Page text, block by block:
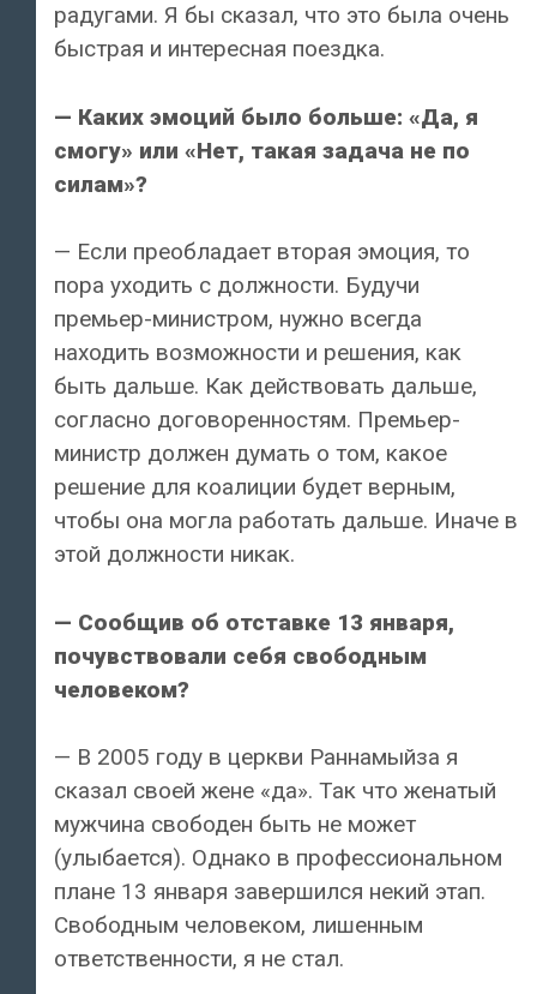
радугами. Я бы сказал, что это была очень
быстрая и интересная поездка.
— Каких эмоций было больше: «Да, я
смогу» или «Нет, такая задача не по
силам»?
— Если преобладает вторая эмоция, то
пора уходить с должности. Будучи
премьер-министром, нужно всегда
находить возможности и решения, как
быть дальше. Как действовать дальше,
согласно договоренностям. Премьер-
министр должен думать о том, какое
решение для коалиции будет верным,
чтобы она могла работать дальше. Иначе в
этой должности никак.
— Сообщив об отставке 13 января,
почувствовали себя свободным
человеком?
— В 2005 году в церкви Раннамыйза я
сказал своей жене «да». Так что женатый
мужчина свободен быть не может
(улыбается). Однако в профессиональном
плане 13 января завершился некий этап.
Свободным человеком, лишенным
ответственности, я не стал.